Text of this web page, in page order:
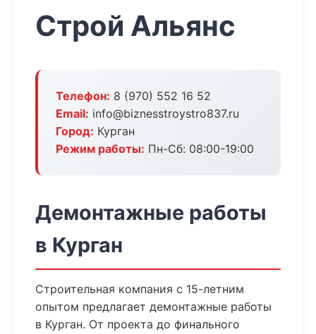
Строй Альянс
Телефон: 8 (970) 552 16 52
Email: info@biznesstroystro837.ru
Город: Курган
Режим работы: Пн-Сб: 08:00-19:00
Демонтажные работы
в Курган
Строительная компания с 15-летним
опытом предлагает демонтажные работы
в Курган. От проекта до финального